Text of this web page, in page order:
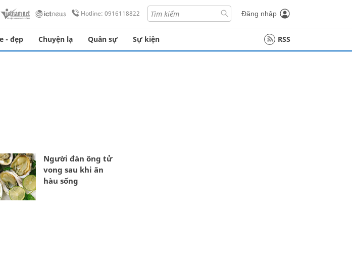
Hotline: 0916118822 Đăng nhập
- đẹp Chuyện lạ Quân sự Sự kiện RSS
Người đàn ông tử
vong sau khi ăn
hàu sống